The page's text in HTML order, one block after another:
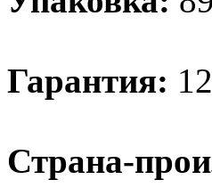
Гарантия:
Страна-